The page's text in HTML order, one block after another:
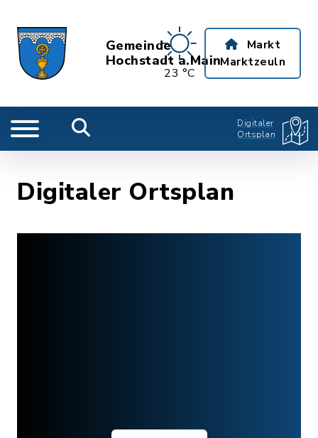
Gemeinde
Hochstadt a.Main
23 °C
Markt
Marktzeuln
Digitaler
Ortsplan
Digitaler Ortsplan